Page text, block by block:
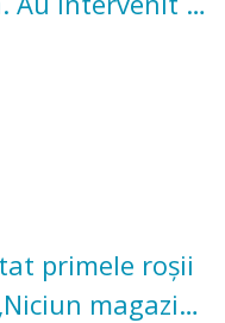
pădure
primele roșii
magazin